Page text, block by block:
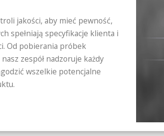
jakości, aby mieć pewność,
spełniają specyfikacje klienta i
Od pobierania próbek
zespół nadzoruje każdy
wszelkie potencjalne